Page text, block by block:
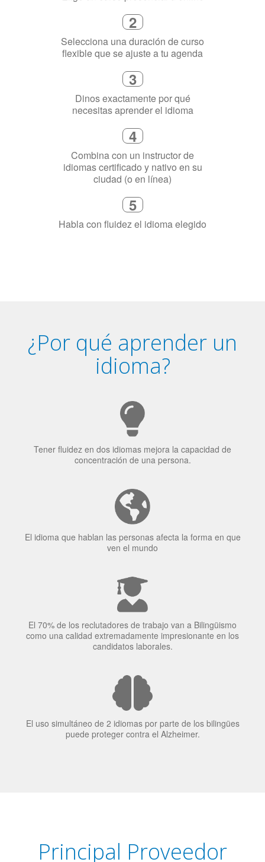
Selecciona una duración de curso
flexible que se ajuste a tu agenda
3
Dinos exactamente por qué
necesitas aprender el idioma
Combina con un instructor de
idiomas certificado y nativo en su
ciudad (o en línea)
Habla con fluidez el idioma elegido
¿Por qué aprender un
idioma?
Tener fluidez en dos idiomas mejora la capacidad de
concentración de una persona.
El idioma que hablan las personas afecta la forma en que
ven el mundo
El 70% de los reclutadores de trabajo van a Bilingüismo
como una calidad extremadamente impresionante en los
candidatos laborales.
El uso simultáneo de 2 idiomas por parte de los bilingües
puede proteger contra el Alzheimer.
Principal Proveedor
Language Trainers es el principal proveedor de